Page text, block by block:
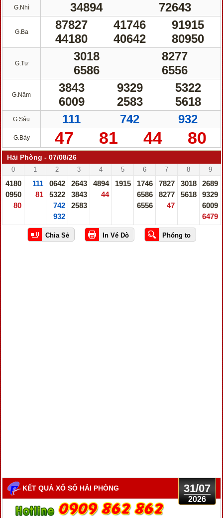
G.Nhì 34894 72643
G.Ba
87827 41746
91915
44180
40642 80950
G.Tư
3018
8277
6586
6556
G.Năm
3843 9329
5322
6009
2583 5618
G.Sáu 111 742 932
G.Bảy 47 81 44 80
Hải Phòng - 07/08/26
0 1 2 3 4 5 6 7 8 9
4180
0950
80
111
81
0642
5322
742
932
2643
3843
2583
4894
44
1915
1746
6586
6556
7827
8277
47
3018
5618
2689
9329
6009
6479
31/07
2026
KẾT QUẢ XỔ SỐ HẢI PHÒNG